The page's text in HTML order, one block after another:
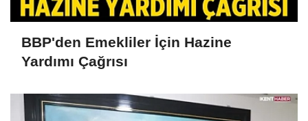
BBP'den Emekliler İçin Hazine
Yardımı Çağrısı